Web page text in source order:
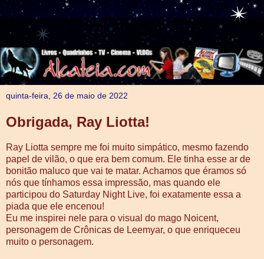
quinta-feira, 26 de maio de 2022
Obrigada, Ray Liotta!
Ray Liotta sempre me foi muito simpático, mesmo fazendo
papel de vilão, o que era bem comum. Ele tinha esse ar de
bonitão maluco que vai te matar. Achamos que éramos só
nós que tínhamos essa impressão, mas quando ele
participou do Saturday Night Live, foi exatamente essa a
piada que ele encenou!
Eu me inspirei nele para o visual do mago Noicent,
personagem de Crônicas de Leemyar, o que enriqueceu
muito o personagem.